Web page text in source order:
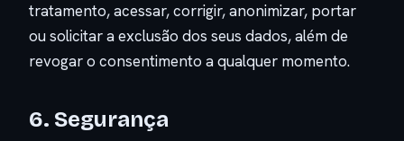
tratamento, acessar, corrigir, anonimizar, portar
ou solicitar a exclusão dos seus dados, além de
revogar o consentimento a qualquer momento.
6. Segurança